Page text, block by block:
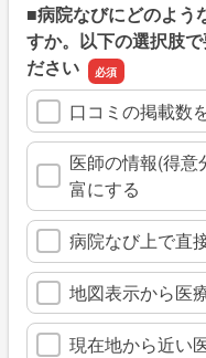
■病院なびにどのよう
すか。以下の選択肢
ださい
口コミの掲載数
医師の情報(得意
富にする
病院なび上で直
地図表示から医
現在地から近い